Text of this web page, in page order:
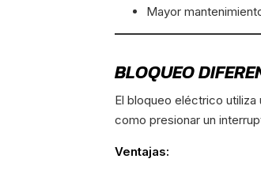
Mayor
BLOQUEO
El bloqueo eléctrico
como presionar un
Ventajas: